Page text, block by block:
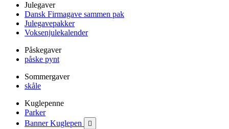
Julegaver
Dansk Firmagave sammen pak
Julegavepakker
Voksenjulekalender
Påskegaver
påske pynt
Sommergaver
skåle
Kuglepenne
Parker
Banner Kuglepen
